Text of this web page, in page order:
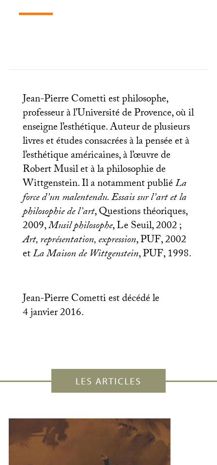
Jean-Pierre Cometti est philosophe,
professeur à l’Université de Provence, où il
enseigne l’esthétique. Auteur de plusieurs
livres et études consacrées à la pensée et à
l’esthétique américaines, à l’œuvre de
Robert Musil et à la philosophie de
Wittgenstein. Il a notamment publiéLa
force d’un malentendu. Essais sur l’art et la
philosophie de l’art, Questions théoriques,
2009,Musil philosophe, Le Seuil, 2002;
Art, représentation, expression,PUF, 2002
etLa Maison de Wittgenstein,PUF, 1998.
Jean-Pierre Cometti est décédé le
4 janvier 2016.
LES ARTICLES